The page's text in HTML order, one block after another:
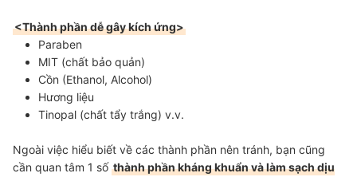
<Thành phần dễ gây kích ứng>
Paraben
MIT (chất bảo quản)
Cồn (Ethanol, Alcohol)
Hương liệu
Tinopal (chất tẩy trắng) v.v.
Ngoài việc hiểu biết về các thành phần nên tránh, bạn cũng
cần quan tâm 1 số thành phần kháng khuẩn và làm sạch dịu